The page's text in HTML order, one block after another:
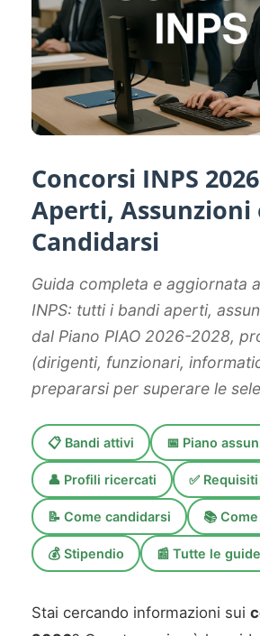
Concorsi INPS
Aperti, Assunzioni
Candidarsi
Guida completa e aggiornata
INPS: tutti i bandi aperti,
dal Piano PIAO 2026-2028,
(dirigenti, funzionari,
prepararsi per superare le
📋 Bandi attivi 📅 Piano
👤 Profili ricercati ✅ Requisiti
📝 Come candidarsi 📚
💰 Stipendio 📰 Tutte le guide
Stai cercando informazioni sui